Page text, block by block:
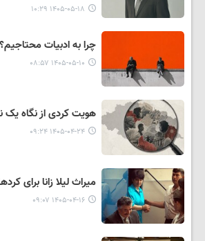
۱۴۰۵-۰۵-۱۸ ۱۰:۲۹
چرا به ادبیات
۱۴۰۵-۰۵-۱۰ ۰۸:۵۷
هویت کردی از نگاه یک
۱۴۰۵-۰۴-۲۴ ۰۹:۲۴
میراث لیلا زانا برای
۱۴۰۵-۰۴-۱۶ ۰۹:۰۷